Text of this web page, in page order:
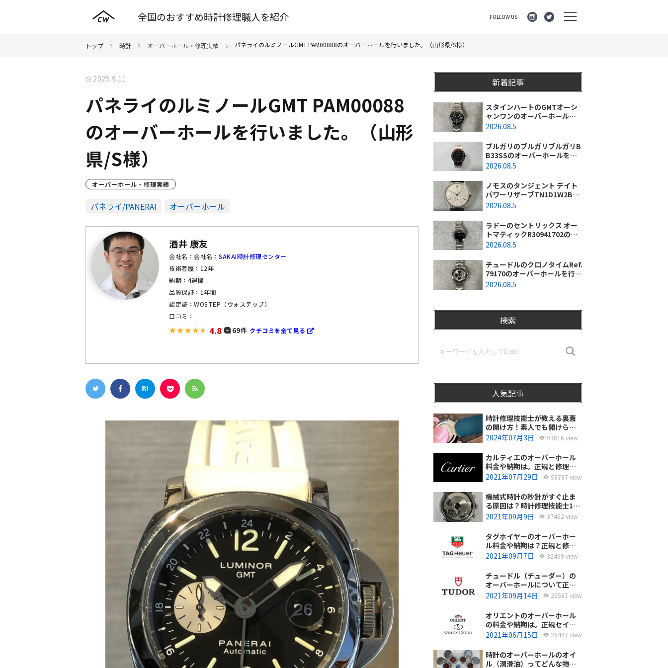
全国のおすすめ時計修理職人を紹介 FOLLOW US
トップ 時計 オーバーホール・修理実績 パネライのルミノールGMT PAM00088のオーバーホールを行いました。（山形県/S様）
2025.9.11
パネライのルミノールGMT PAM00088
のオーバーホールを行いました。（山形
県/S様）
オーバーホール・修理実績
パネライ/PANERAI オーバーホール
酒井 康友
会社名：会社名： SAKAI時計修理センター
技術者歴：12年
納期：4週間
品質保証：1年間
認定証：WOSTEP（ウォステップ）
口コミ：
4.8 69件 クチコミを全て見る
新着記事
スタインハートのGMTオーシ
ャンワンのオーバーホールを
行いました。（神奈川県平塚
2026.08.5
ブルガリのブルガリブルガリB
B33SSのオーバーホールを行
いました。（埼玉県所沢市/S
2026.08.5
ノモスのタンジェント デイト
パワーリザーブTN1D1W2BK
(131)のオーバーホールを行い
2026.08.5
ラドーのセントリックス オー
トマティックR30941702のオ
ーバーホールを行いました。
2026.08.5
チュードルのクロノタイムRef.
79170のオーバーホールを行い
ました。（神奈川県茅ヶ崎市/I
2026.08.5
検索
人気記事
時計修理技能士が教える裏蓋
の開け方！素人でも開けられ
る？
2024年07月3日 93816 view
カルティエのオーバーホール
料金や納期は。正規と修理専
門店の比較どちらがおすす
2021年07月29日 59797 view
機械式時計の秒針がすぐ止ま
る原因は？時計修理技能士1級
の技術者がお答えします。
2021年09月9日 37462 view
タグホイヤーのオーバーホー
ル料金や納期は？正規と修理
専門店の比較、どちらがおす
2021年09月7日 32469 view
チュードル（チューダー）の
オーバーホールについて正規
サービスと腕時計修理専門店
どっち？
2021年09月14日 26567 view
オリエントのオーバーホール
の料金や納期は。正規セイコ
ーエプソンと修理専門店の比
2021年06月15日 26447 view
時計のオーバーホールのオイ
ル（潤滑油）ってどんな物を